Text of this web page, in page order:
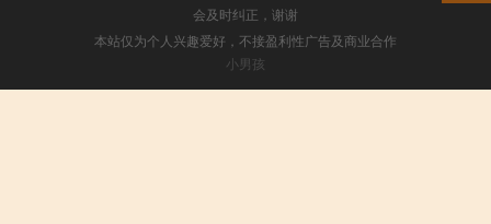
会及时纠正，谢谢
本站仅为个人兴趣爱好，不接盈利性广告及商业合作
小男孩